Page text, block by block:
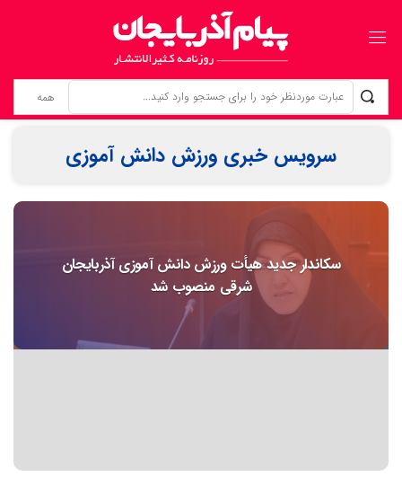
مطالبه‌گری برای خویشتن؛ حقِ فراموش‌شده‌ی خبرنگاران
سرویس خبری ورزش دانش آموزی
سکاندار جدید هیأت ورزش‌ دانش آموزی آذربایجان
شرقی منصوب شد